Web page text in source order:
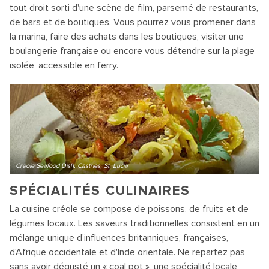
tout droit sorti d'une scène de film, parsemé de restaurants,
de bars et de boutiques. Vous pourrez vous promener dans
la marina, faire des achats dans les boutiques, visiter une
boulangerie française ou encore vous détendre sur la plage
isolée, accessible en ferry.
Creole Seafood Dish, Castries, St. Lucia
SPÉCIALITÉS CULINAIRES
La cuisine créole se compose de poissons, de fruits et de
légumes locaux. Les saveurs traditionnelles consistent en un
mélange unique d'influences britanniques, françaises,
d'Afrique occidentale et d'Inde orientale. Ne repartez pas
sans avoir dégusté un « coal pot », une spécialité locale